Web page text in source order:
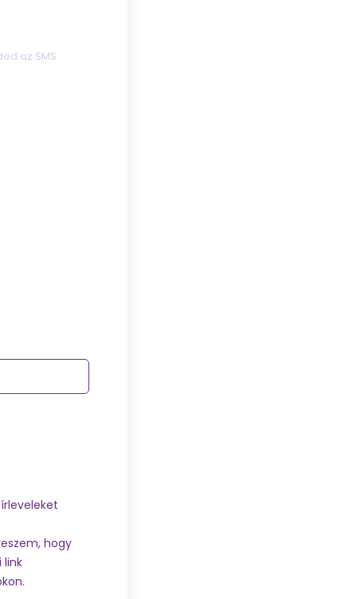
az SMS
hogy
link